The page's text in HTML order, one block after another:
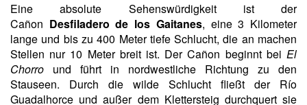
Eine absolute Sehenswürdigkeit ist der
Cañon Desfiladero de los Gaitanes, eine 3 Kilometer
lange und bis zu 400 Meter tiefe Schlucht, die an machen
Stellen nur 10 Meter breit ist. Der Cañon beginnt bei El
Chorro und führt in nordwestliche Richtung zu den
Stauseen. Durch die wilde Schlucht fließt der Río
Guadalhorce und außer dem Klettersteig durchquert sie